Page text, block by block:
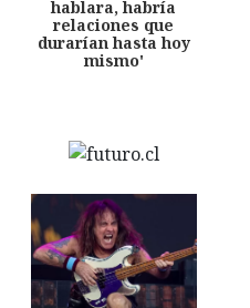
hablara, habría
relaciones que
durarían hasta hoy
mismo'